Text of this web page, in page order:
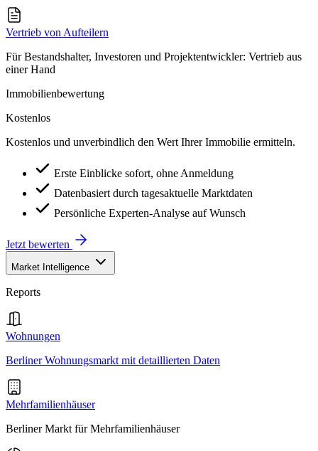
Vertrieb von Aufteilern
Für Bestandshalter, Investoren und Projektentwickler: Vertrieb aus
einer Hand
Immobilienbewertung
Kostenlos
Kostenlos und unverbindlich den Wert Ihrer Immobilie ermitteln.
Erste Einblicke sofort, ohne Anmeldung
Datenbasiert durch tagesaktuelle Marktdaten
Persönliche Experten-Analyse auf Wunsch
Jetzt bewerten
Market Intelligence
Reports
Wohnungen
Berliner Wohnungsmarkt mit detaillierten Daten
Mehrfamilienhäuser
Berliner Markt für Mehrfamilienhäuser